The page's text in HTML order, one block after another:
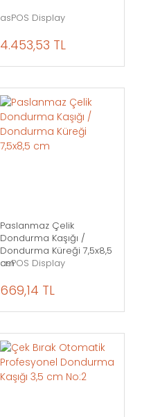
asPOS Display
4.453,53 TL
Paslanmaz Çelik
Dondurma Kaşığı /
Dondurma Küreği 7,5x8,5
cm
asPOS Display
669,14 TL